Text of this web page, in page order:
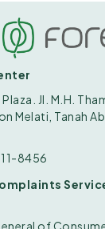
Jl. M.H.
Melati, Tanah
8456
of